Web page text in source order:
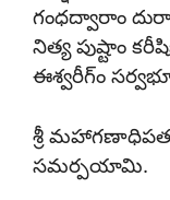
గంధద్వారాం
నిత్య పుష్టాం
ఈశ్వరీగ్ం
శ్రీ
సమర్పయామి.